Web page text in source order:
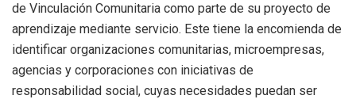
de Vinculación Comunitaria como parte de su proyecto de
aprendizaje mediante servicio. Este tiene la encomienda de
identificar organizaciones comunitarias, microempresas,
agencias y corporaciones con iniciativas de
responsabilidad social, cuyas necesidades puedan ser